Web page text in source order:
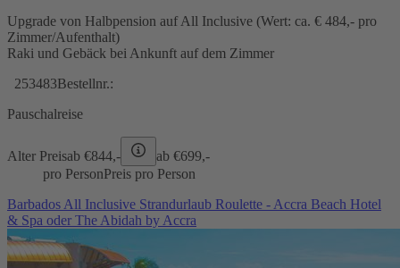
Upgrade von Halbpension auf All Inclusive (Wert: ca. € 484,- pro
Zimmer/Aufenthalt)
Raki und Gebäck bei Ankunft auf dem Zimmer
253483Bestellnr.:
Pauschalreise
Alter Preisab €844,- ab €699,-
pro PersonPreis pro Person
Barbados All Inclusive Strandurlaub Roulette - Accra Beach Hotel
& Spa oder The Abidah by Accra